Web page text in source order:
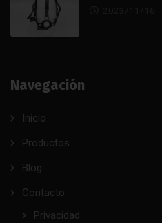
Navegación
Inicio
Productos
Blog
Contacto
Privacidad